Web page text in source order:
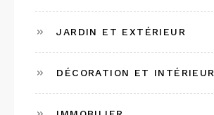
JARDIN ET EXTÉRIEUR
DÉCORATION ET INTÉRIEUR